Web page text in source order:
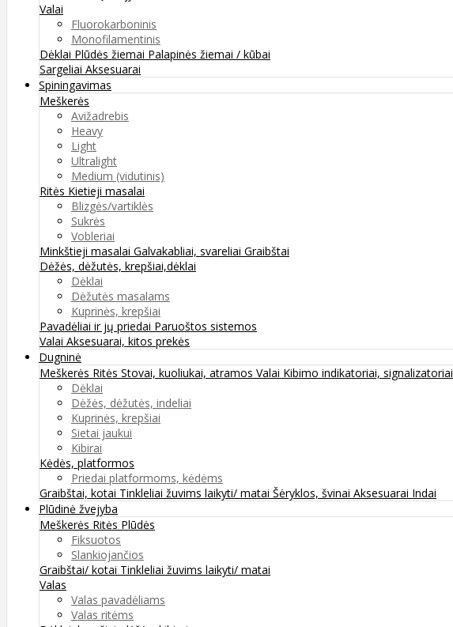
Valai
Fluorokarboninis
Monofilamentinis
Dėklai Plūdės žiemai Palapinės žiemai / kūbai
Sargeliai Aksesuarai
Spiningavimas
Meškerės
Avižadrebis
Heavy
Light
Ultralight
Medium (vidutinis)
Ritės Kietieji masalai
Blizgės/vartiklės
Sukrės
Vobleriai
Minkštieji masalai Galvakabliai, svareliai Graibštai
Dėžės, dėžutės, krepšiai,dėklai
Dėklai
Dėžutės masalams
Kuprinės, krepšiai
Pavadėliai ir jų priedai Paruoštos sistemos
Valai Aksesuarai, kitos prekės
Dugninė
Meškerės Ritės Stovai, kuoliukai, atramos Valai Kibimo indikatoriai, signalizatoriai
Dėklai
Dėžės, dėžutės, indeliai
Kuprinės, krepšiai
Sietai jaukui
Kibirai
Kėdės, platformos
Priedai platformoms, kėdėms
Graibštai, kotai Tinkleliai žuvims laikyti/ matai Šėryklos, švinai Aksesuarai Indai
Plūdinė žvejyba
Meškerės Ritės Plūdės
Fiksuotos
Slankiojančios
Graibštai/ kotai Tinkleliai žuvims laikyti/ matai
Valas
Valas pavadėliams
Valas ritėms